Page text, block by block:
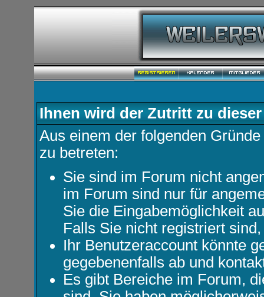
Ihnen wird der Zutritt zu
Aus einem der folgenden
zu betreten:
Sie sind im Forum nicht
im Forum sind nur für
Sie die Eingabemöglichkeit
Falls Sie nicht registriert
Ihr Benutzeraccount könnte
gegebenenfalls ab und
Es gibt Bereiche im Forum,